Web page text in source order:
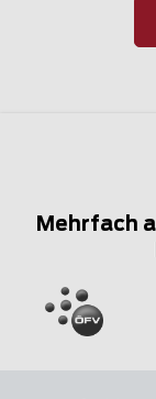
Mehrfach